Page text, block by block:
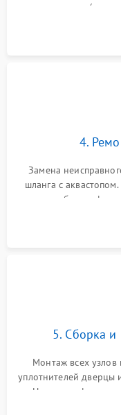
прессостата
концевика дверцы
4.
Замена
шланга с
патрубках и
управления,
5. Сборка и
Монтаж всех узлов
уплотнителей дверцы
Надежная
сборка